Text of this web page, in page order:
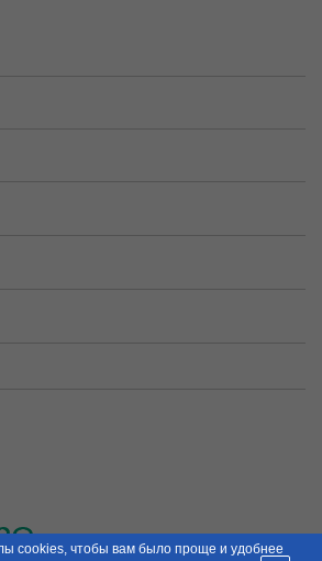
cookies, чтобы вам было проще и удобнее